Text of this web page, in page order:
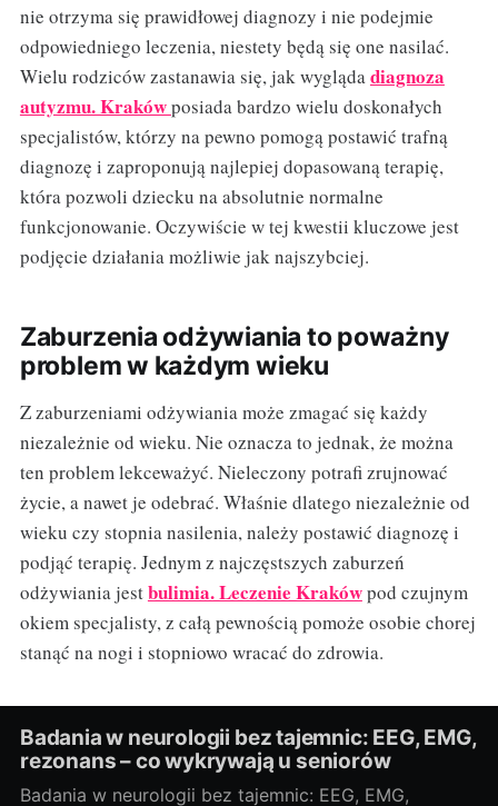
nie otrzyma się prawidłowej diagnozy i nie podejmie
odpowiedniego leczenia, niestety będą się one nasilać.
Wielu rodziców zastanawia się, jak wyglądadiagnoza
autyzmu. Krakówposiada bardzo wielu doskonałych
specjalistów, którzy na pewno pomogą postawić trafną
diagnozę i zaproponują najlepiej dopasowaną terapię,
która pozwoli dziecku na absolutnie normalne
funkcjonowanie. Oczywiście w tej kwestii kluczowe jest
podjęcie działania możliwie jak najszybciej.
Zaburzenia odżywiania to poważny
problem w każdym wieku
Z zaburzeniami odżywiania może zmagać się każdy
niezależnie od wieku. Nie oznacza to jednak, że można
ten problem lekceważyć. Nieleczony potrafi zrujnować
życie, a nawet je odebrać. Właśnie dlatego niezależnie od
wieku czy stopnia nasilenia, należy postawić diagnozę i
podjąć terapię. Jednym z najczęstszych zaburzeń
odżywiania jestbulimia. Leczenie Krakówpod czujnym
okiem specjalisty, z całą pewnością pomoże osobie chorej
stanąć na nogi i stopniowo wracać do zdrowia.
Badania w neurologii bez tajemnic: EEG, EMG,
rezonans – co wykrywają u seniorów
Badania w neurologii bez tajemnic: EEG, EMG,